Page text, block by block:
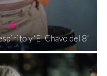
y ‘El Chavo del 8’